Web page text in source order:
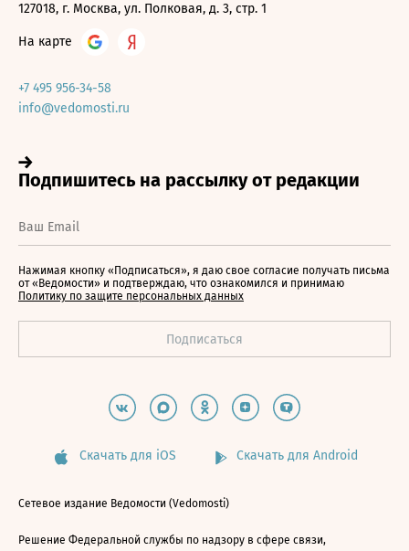
127018, г. Москва, ул. Полковая, д. 3, стр. 1
На карте
+7 495 956-34-58
info@vedomosti.ru
Нажимая кнопку «Подписаться», я даю свое согласие получать письма
от «Ведомости» и подтверждаю, что ознакомился и принимаю
Политику по защите персональных данных
Скачать для iOS Скачать для Android
Сетевое издание Ведомости (Vedomosti)
Решение Федеральной службы по надзору в сфере связи,